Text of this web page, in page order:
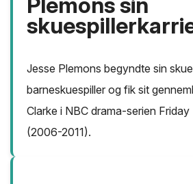
Jesse Plemons begyndte sin
barneskuespiller og fik sit
Clarke i NBC drama-serien
(2006-2011).